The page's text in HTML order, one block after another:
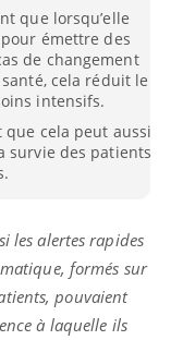
que lorsqu’elle
émettre des
de changement
santé, cela réduit le
intensifs.
que cela peut aussi
survie des patients
les alertes rapides
formés sur
pouvaient
à laquelle ils